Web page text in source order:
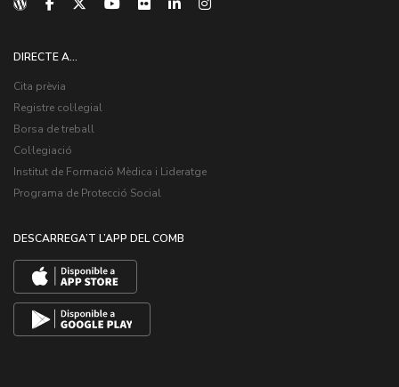
DIRECTE A...
Cita prèvia
Registre col·legial
Borsa de treball
Col·legiació
Institut de Formació Mèdica i Lideratge
Programa de Protecció Social
DESCARREGA’T L’APP DEL COMB